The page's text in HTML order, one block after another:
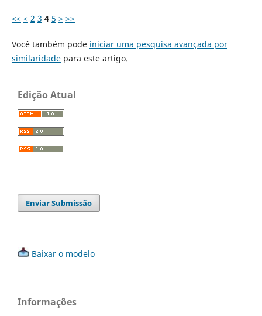
<< < 2 3 4 5 > >>
Você também pode iniciar uma pesquisa avançada por
similaridadepara este artigo.
Edição Atual
Enviar Submissão
Baixar o modelo
Informações